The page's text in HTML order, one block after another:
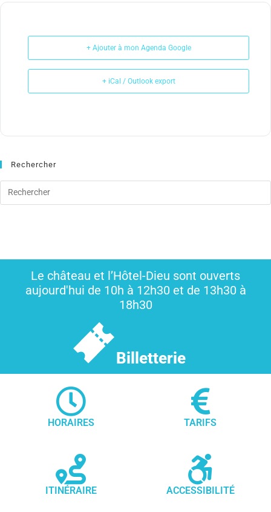
+ Ajouter à mon Agenda Google
+ iCal / Outlook export
Rechercher
Le château et l’Hôtel-Dieu sont ouverts
aujourd'hui de 10h à 12h30 et de 13h30 à
18h30
Billetterie
HORAIRES TARIFS
ITINÉRAIRE ACCESSIBILITÉ